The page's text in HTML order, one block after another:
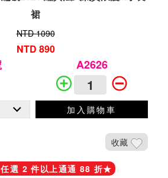
裙
NTD 1090
NTD 890
A2626
加入購物車
收藏
選 2 件以上通通 88 折★